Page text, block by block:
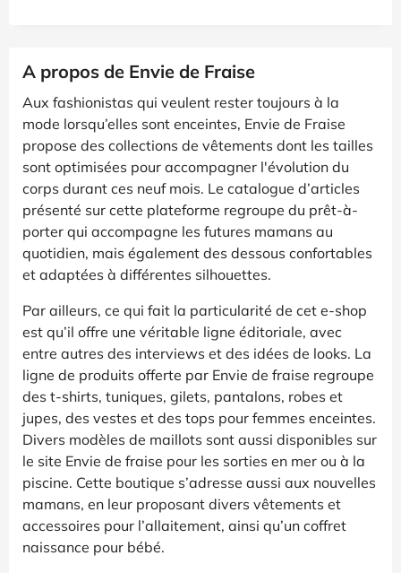
A propos de Envie de Fraise
Aux fashionistas qui veulent rester toujours à la
mode lorsqu’elles sont enceintes, Envie de Fraise
propose des collections de vêtements dont les tailles
sont optimisées pour accompagner l'évolution du
corps durant ces neuf mois. Le catalogue d’articles
présenté sur cette plateforme regroupe du prêt-à-
porter qui accompagne les futures mamans au
quotidien, mais également des dessous confortables
et adaptées à différentes silhouettes.
Par ailleurs, ce qui fait la particularité de cet e-shop
est qu’il offre une véritable ligne éditoriale, avec
entre autres des interviews et des idées de looks. La
ligne de produits offerte par Envie de fraise regroupe
des t-shirts, tuniques, gilets, pantalons, robes et
jupes, des vestes et des tops pour femmes enceintes.
Divers modèles de maillots sont aussi disponibles sur
le site Envie de fraise pour les sorties en mer ou à la
piscine. Cette boutique s’adresse aussi aux nouvelles
mamans, en leur proposant divers vêtements et
accessoires pour l’allaitement, ainsi qu’un coffret
naissance pour bébé.